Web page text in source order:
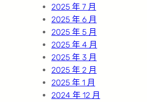
2025 年 7 月
2025 年 6 月
2025 年 5 月
2025 年 4 月
2025 年 3 月
2025 年 2 月
2025 年 1 月
2024 年 12 月